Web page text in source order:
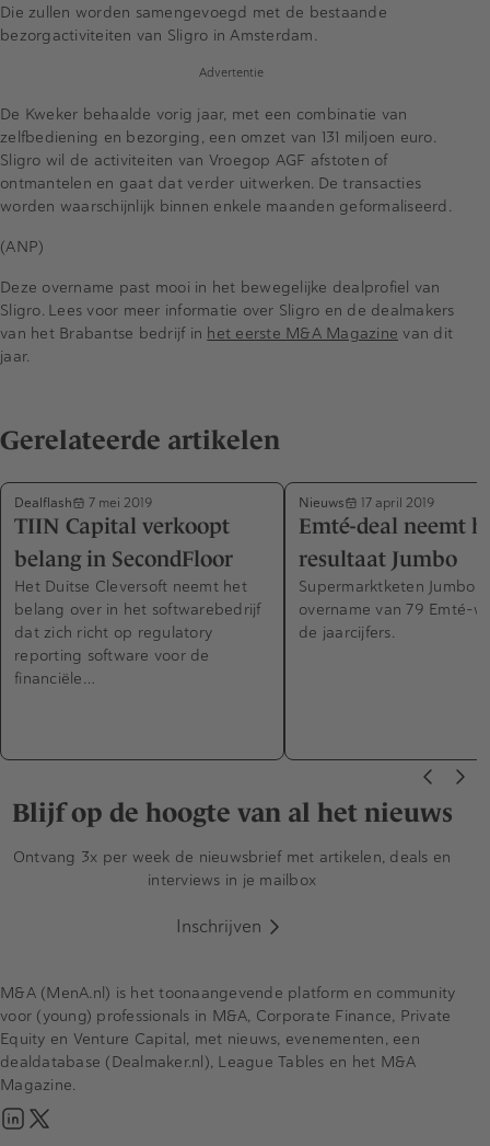
Die zullen worden samengevoegd met de bestaande
bezorgactiviteiten van Sligro in Amsterdam.
Advertentie
De Kweker behaalde vorig jaar, met een combinatie van
zelfbediening en bezorging, een omzet van 131 miljoen euro.
Sligro wil de activiteiten van Vroegop AGF afstoten of
ontmantelen en gaat dat verder uitwerken. De transacties
worden waarschijnlijk binnen enkele maanden geformaliseerd.
(ANP)
Deze overname past mooi in het bewegelijke dealprofiel van
Sligro. Lees voor meer informatie over Sligro en de dealmakers
van het Brabantse bedrijf in het eerste M&A Magazine van dit
jaar.
Gerelateerde artikelen
Dealflash 7 mei 2019
TIIN Capital verkoopt
belang in SecondFloor
Het Duitse Cleversoft neemt het
belang over in het softwarebedrijf
dat zich richt op regulatory
reporting software voor de
financiële…
Nieuws 17 april 2019
Emté-deal neemt
resultaat Jumbo
Supermarktketen Jumbo
overname van 79 Emté-
de jaarcijfers.
Blijf op de hoogte van al het nieuws
Ontvang 3x per week de nieuwsbrief met artikelen, deals en
interviews in je mailbox
Inschrijven
M&A (MenA.nl) is het toonaangevende platform en community
voor (young) professionals in M&A, Corporate Finance, Private
Equity en Venture Capital, met nieuws, evenementen, een
dealdatabase (Dealmaker.nl), League Tables en het M&A
Magazine.